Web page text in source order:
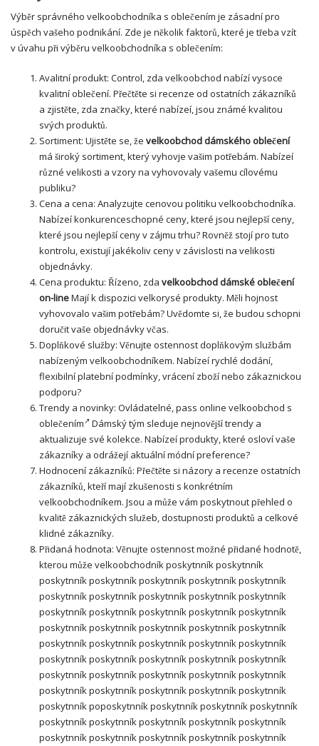
Výběr správného velkoobchodníka s oblečením je zásadní pro
úspěch vašeho podnikání. Zde je několik faktorů, které je třeba vzít
v úvahu při výběru velkoobchodníka s oblečením:
Avalitní produkt: Control, zda velkoobchod nabízí vysoce
kvalitní oblečení. Přečtěte si recenze od ostatních zákazníků
a zjistěte, zda značky, které nabízeí, jsou známé kvalitou
svých produktů.
Sortiment: Ujistěte se, že velkoobchod dámského oblečení
má široký sortiment, který vyhovje vašim potřebám. Nabízeí
různé velikosti a vzory na vyhovovaly vašemu cílovému
publiku?
Cena a cena: Analyzujte cenovou politiku velkoobchodníka.
Nabízeí konkurenceschopné ceny, které jsou nejlepší ceny,
které jsou nejlepší ceny v zájmu trhu? Rovněž stojí pro tuto
kontrolu, existují jakékoliv ceny v závislosti na velikosti
objednávky.
Cena produktu: Řízeno, zda velkoobchod dámské oblečení
on-lineMají k dispozici velkorysé produkty. Měli hojnost
vyhovovalo vašim potřebám? Uvědomte si, že budou schopni
doručit vaše objednávky včas.
Doplňkové služby: Věnujte ostennost doplňkovým službám
nabízeným velkoobchodníkem. Nabízeí rychlé dodání,
flexibilní platební podmínky, vrácení zboží nebo zákaznickou
podporu?
Trendy a novinky: Ovládatelné, pass online velkoobchod s
oblečením
Dámský tým sleduje nejnovější trendy a
aktualizuje své kolekce. Nabízeí produkty, které osloví vaše
zákazníky a odrážejí aktuální módní preference?
Hodnocení zákazníků: Přečtěte si názory a recenze ostatních
zákazníků, kteří mají zkušenosti s konkrétním
velkoobchodníkem. Jsou a může vám poskytnout přehled o
kvalitě zákaznických služeb, dostupnosti produktů a celkové
klidné zákazníky.
Přidaná hodnota: Věnujte ostennost možné přidané hodnotě,
kterou může velkoobchodník poskytnník poskytnník
poskytnník poskytnník poskytnník poskytnník poskytnník
poskytnník poskytnník poskytnník poskytnník poskytnník
poskytnník poskytnník poskytnník poskytnník poskytnník
poskytnník poskytnník poskytnník poskytnník poskytnník
poskytnník poskytnník poskytnník poskytnník poskytnník
poskytnník poskytnník poskytnník poskytnník poskytnník
poskytnník poskytnník poskytnník poskytnník poskytnník
poskytnník poskytnník poskytnník poskytnník poskytnník
poskytnník poposkytnník poskytnník poskytnník poskytnník
poskytnník poskytnník poskytnník poskytnník poskytnník
poskytnník poskytnník poskytnník poskytnník poskytnník